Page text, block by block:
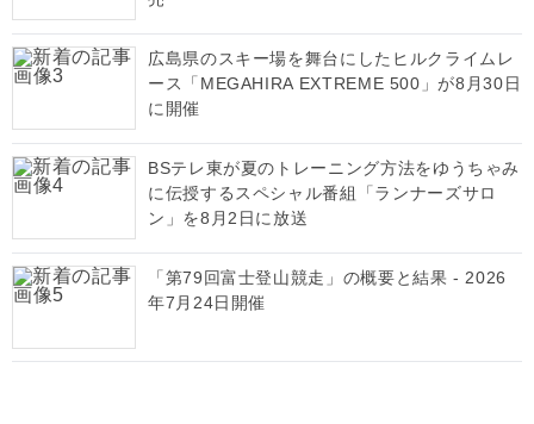
広島県のスキー場を舞台にしたヒルクライムレ
ース「MEGAHIRA EXTREME 500」が8月30日
に開催
BSテレ東が夏のトレーニング方法をゆうちゃみ
に伝授するスペシャル番組「ランナーズサロ
ン」を8月2日に放送
「第79回富士登山競走」の概要と結果 - 2026
年7月24日開催